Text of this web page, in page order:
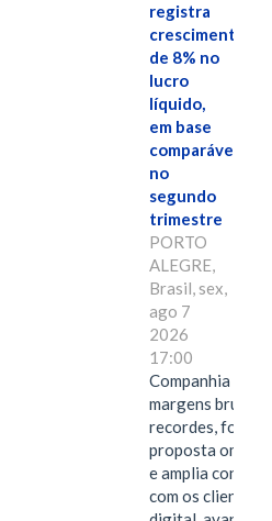
registra
crescimento
de 8% no
lucro
líquido,
em base
comparável,
no
segundo
trimestre
PORTO
ALEGRE,
Brasil, sex,
ago 7
2026
17:00
Companhia
margens brutas
recordes,
proposta
e amplia
com os clientes